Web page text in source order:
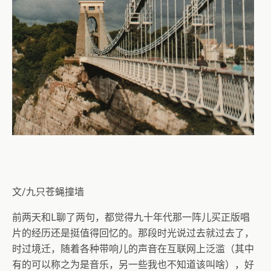
文/九只苍蝇撞墙
前两天和L聊了两句，都觉得九十年代那一阵儿买正版唱
片的经历还是挺值得回忆的。那段时光说过去就过去了，
时过境迁，随着各种带响儿的声音在互联网上泛滥（其中
有的可以称之为是音乐，另一些我也不知道该叫啥），好